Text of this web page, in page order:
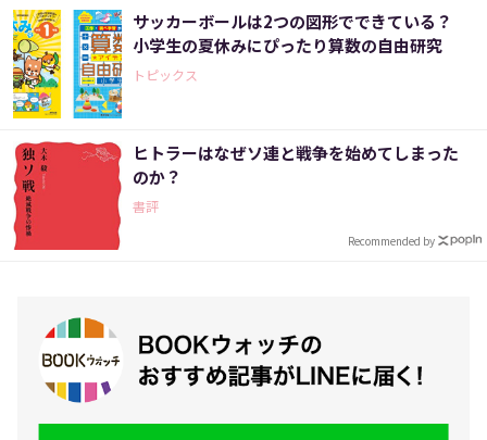
サッカーボールは2つの図形でできている？
小学生の夏休みにぴったり算数の自由研究
トピックス
ヒトラーはなぜソ連と戦争を始めてしまった
のか？
書評
Recommended by